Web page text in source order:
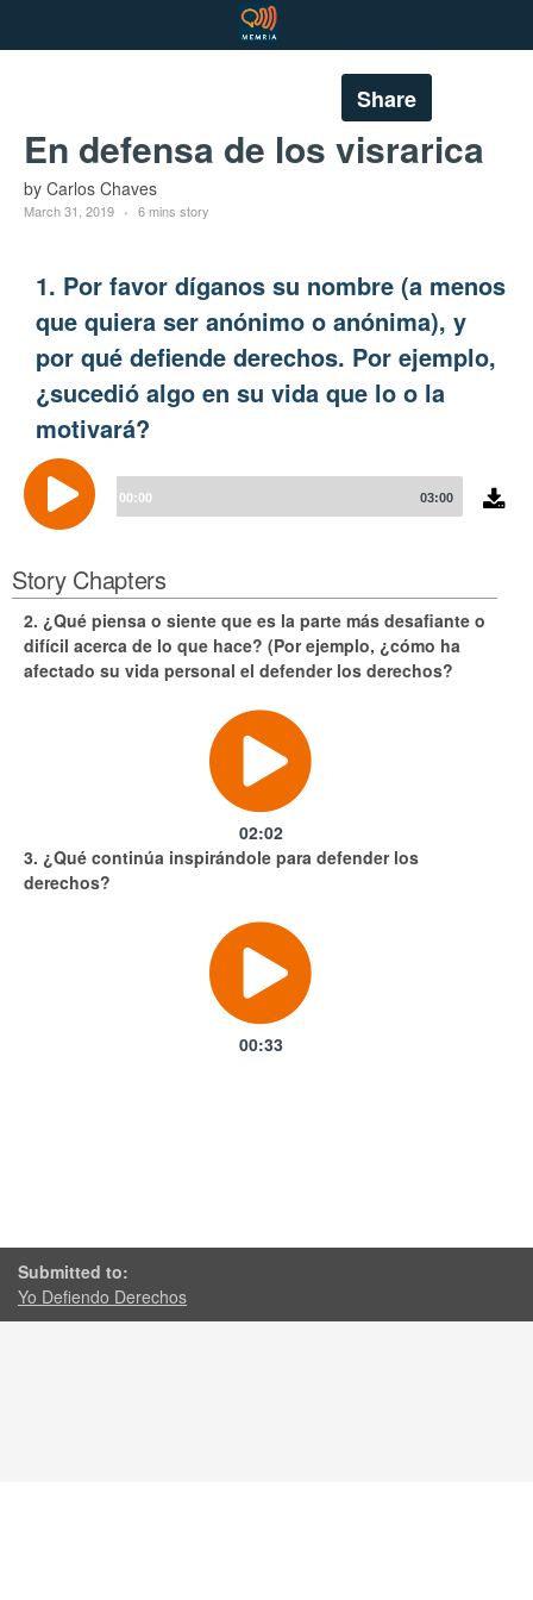
Share
En defensa de los visrarica
by Carlos Chaves
March 31, 2019 6 mins story
1. Por favor díganos su nombre (a menos
que quiera ser anónimo o anónima), y
por qué defiende derechos. Por ejemplo,
¿sucedió algo en su vida que lo o la
motivará?
Audio
Player
00:00 03:00
Story Chapters
2. ¿Qué piensa o siente que es la parte más desafiante o
difícil acerca de lo que hace? (Por ejemplo, ¿cómo ha
afectado su vida personal el defender los derechos?
02:02
3. ¿Qué continúa inspirándole para defender los
derechos?
00:33
Submitted to:
Yo Defiendo Derechos